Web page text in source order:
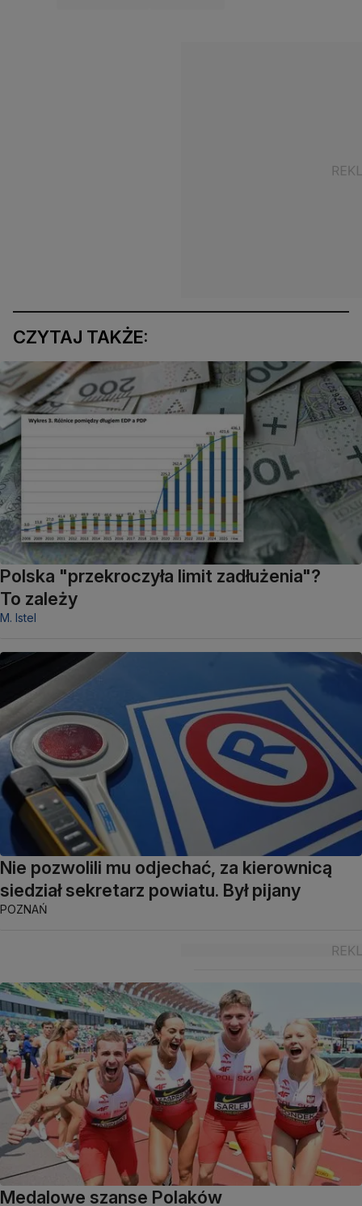
CZYTAJ TAKŻE:
Polska "przekroczyła limit zadłużenia"?
To zależy
M. Istel
Nie pozwolili mu odjechać, za kierownicą
siedział sekretarz powiatu. Był pijany
POZNAŃ
Medalowe szanse Polaków